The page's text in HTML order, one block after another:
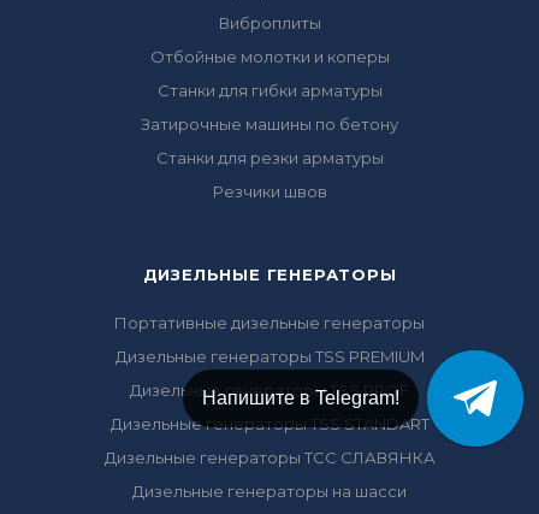
Виброплиты
Отбойные молотки и коперы
Станки для гибки арматуры
Затирочные машины по бетону
Станки для резки арматуры
Резчики швов
ДИЗЕЛЬНЫЕ ГЕНЕРАТОРЫ
Портативные дизельные генераторы
Дизельные генераторы TSS PREMIUM
Дизельные генераторы TSS PROF
Дизельные генераторы TSS STANDART
Дизельные генераторы ТСС СЛАВЯНКА
Дизельные генераторы на шасси
Напишите в Telegram!